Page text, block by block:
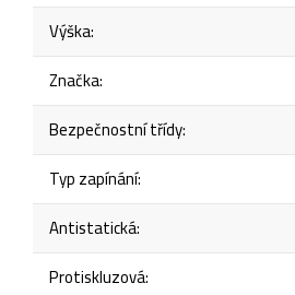
Výška:
Značka:
Bezpečnostní třídy:
Typ zapínání:
Antistatická:
Protiskluzová: